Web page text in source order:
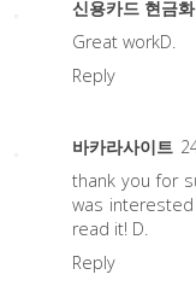
신용카드 현금화
Great workD.
Reply
바카라사이트
thank you for
was
read it! D.
Reply